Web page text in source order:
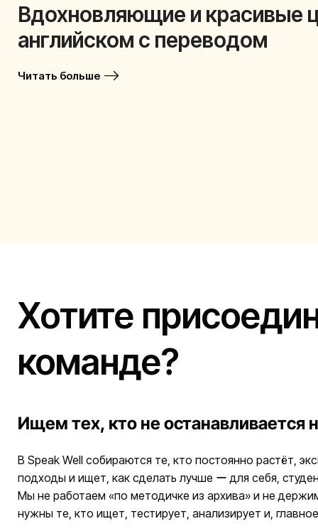
Вдохновляющие и красивые
английском с переводом
Читать больше
Хотите
команде?
Ищем тех, кто не останавливается
В Speak Well собираются те, кто постоянно растёт,
подходы и ищет, как сделать лучше ー для себя,
Мы не работаем «по методичке из архива» и не
нужны те, кто ищет, тестирует, анализирует и,